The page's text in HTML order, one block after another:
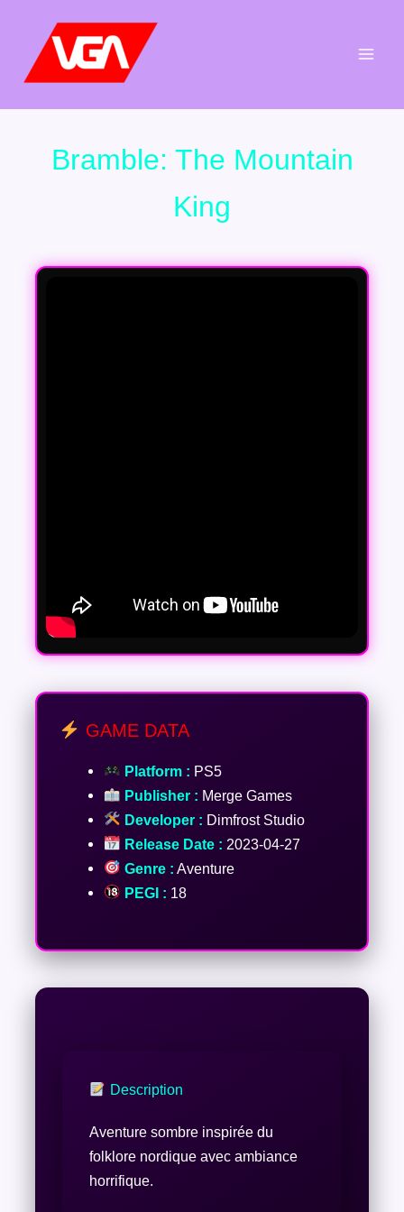
contenu
Bramble: The Mountain
King
GAME DATA
Platform : PS5
Publisher : Merge Games
Developer : Dimfrost Studio
Release Date : 2023-04-27
Genre : Aventure
PEGI : 18
Description
Aventure sombre inspirée du
folklore nordique avec ambiance
horrifique.